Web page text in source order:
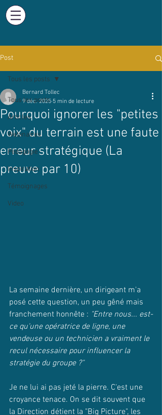
Post
Tous les posts
Articles
Webinaires
Pédagogie
Inspiration
Témoignages
Video
Tous les posts
Pourquoi ignorer les "petites
voix" du terrain est une faute
erreur stratégique (La
preuve par 10)
Bernard Tollec
9 déc. 2025 5 min de lecture
La semaine dernière, un dirigeant m'a
posé cette question, un peu gêné mais
franchement honnête : "Entre nous... est-
ce qu'une opératrice de ligne, une
vendeuse ou un technicien a vraiment le
recul nécessaire pour influencer la
stratégie du groupe ?"
Je ne lui ai pas jeté la pierre. C'est une
croyance tenace. On se dit souvent que
la Direction détient la "Big Picture", les